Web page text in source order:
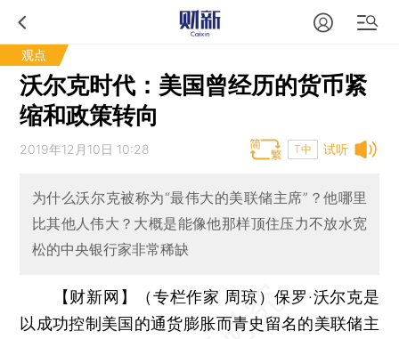
观点
沃尔克时代：美国曾经历的货币紧
缩和政策转向
试听
2019年12月10日 10:28 T中
为什么沃尔克被称为“最伟大的美联储主席”？他哪里
比其他人伟大？大概是能像他那样顶住压力不放水宽
松的中央银行家非常稀缺
【财新网】（专栏作家 周琼）保罗·沃尔克是
以成功控制美国的通货膨胀而青史留名的美联储主